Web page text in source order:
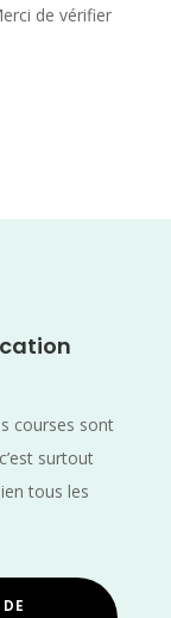
de vérifier
courses sont
surtout
tous les